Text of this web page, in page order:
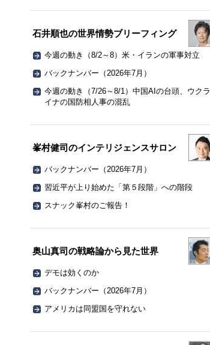
石井順也の世界情勢ブリーフィング
今週の動き（8/2～8）米・イランの軍事対立
バックナンバー（2026年7月）
今週の動き（7/26～8/1）中国AIの台頭、ウクラ
イナの国防相人事の混乱
峯村健司のインテリジェンスサロン
バックナンバー（2026年7月）
習近平が上り始めた「第５段階」への階段
スナック峯村のご報告！
奥山真司の戦略論から見た世界
デモは効くのか
バックナンバー（2026年7月）
アメリカは同盟国を守れない